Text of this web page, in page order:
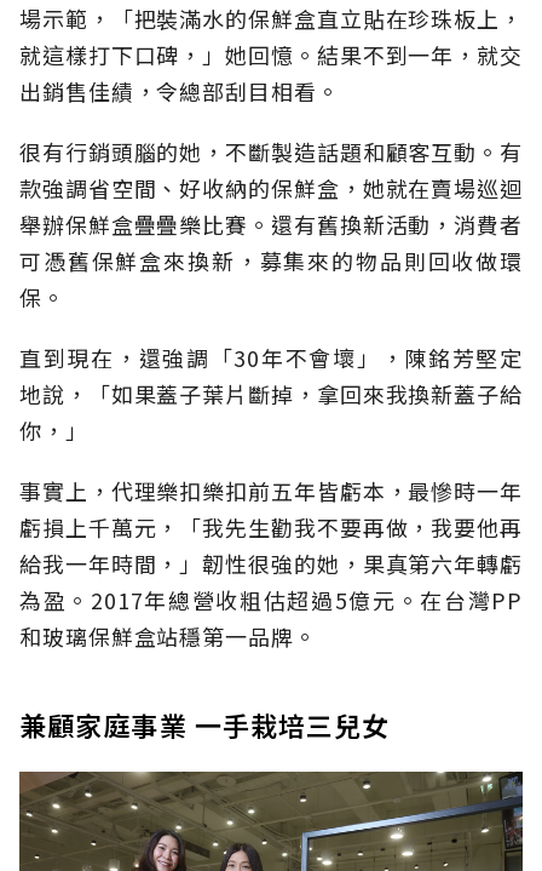
場示範，「把裝滿水的保鮮盒直立貼在珍珠板上，
就這樣打下口碑，」她回憶。結果不到一年，就交
出銷售佳績，令總部刮目相看。
很有行銷頭腦的她，不斷製造話題和顧客互動。有
款強調省空間、好收納的保鮮盒，她就在賣場巡迴
舉辦保鮮盒疊疊樂比賽。還有舊換新活動，消費者
可憑舊保鮮盒來換新，募集來的物品則回收做環
保。
直到現在，還強調「30年不會壞」，陳銘芳堅定
地說，「如果蓋子葉片斷掉，拿回來我換新蓋子給
你，」
事實上，代理樂扣樂扣前五年皆虧本，最慘時一年
虧損上千萬元，「我先生勸我不要再做，我要他再
給我一年時間，」韌性很強的她，果真第六年轉虧
為盈。2017年總營收粗估超過5億元。在台灣PP
和玻璃保鮮盒站穩第一品牌。
兼顧家庭事業 一手栽培三兒女